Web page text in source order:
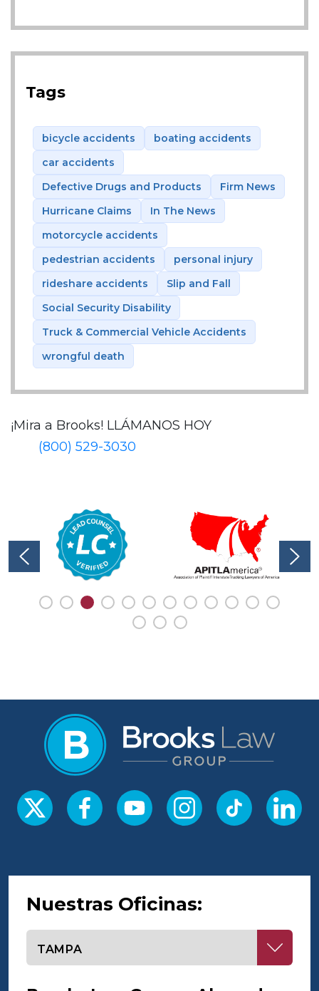
Tags
bicycle accidents
boating accidents
car accidents
Defective Drugs and Products
Firm News
Hurricane Claims
In The News
motorcycle accidents
pedestrian accidents
personal injury
rideshare accidents
Slip and Fall
Social Security Disability
Truck & Commercial Vehicle Accidents
wrongful death
¡Mira a Brooks! LLÁMANOS HOY
(800) 529-3030
Nuestras Oficinas: